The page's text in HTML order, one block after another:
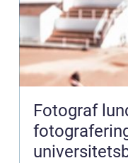
Fotograf lund